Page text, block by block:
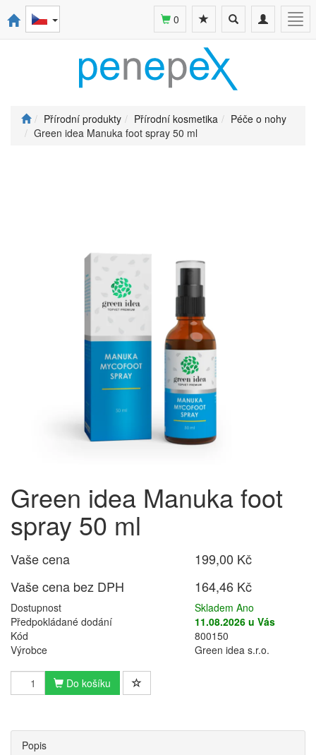
Toggle
navigation
Toggle
search
0
Přírodní produkty Přírodní kosmetika
Péče o nohy
Green idea Manuka foot spray 50 ml
Green idea Manuka foot
spray 50 ml
Vaše cena
199,00 Kč
Vaše cena bez DPH
164,46 Kč
Dostupnost
Skladem Ano
Předpokládané dodání
11.08.2026 u Vás
Kód
800150
Výrobce
Green idea s.r.o.
Do košíku
Popis